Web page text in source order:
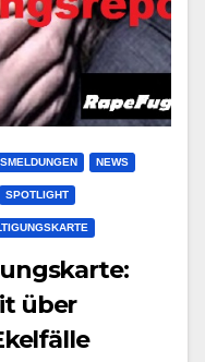
NEWS
SPOTLIGHT
über